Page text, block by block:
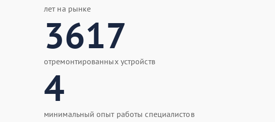
лет на рынке
3617
отремонтированных устройств
4
минимальный опыт работы специалистов